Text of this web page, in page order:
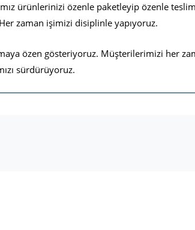
ürünlerinizi özenle paketleyip özenle
zaman işimizi disiplinle yapıyoruz.
özen gösteriyoruz. Müşterilerimizi her
sürdürüyoruz.